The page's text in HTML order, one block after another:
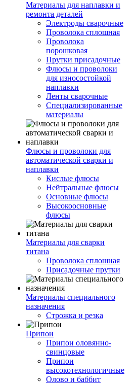
Материалы для наплавки и
ремонта деталей
Электроды сварочные
Проволока сплошная
Проволока
порошковая
Прутки присадочные
Флюсы и проволоки
для износостойкой
наплавки
Ленты сварочные
Специализированные
материалы
Флюсы и проволоки для
автоматической сварки и
наплавки
Кислые флюсы
Нейтральные флюсы
Основные флюсы
Высокоосновные
флюсы
Материалы для сварки
титана
Проволока сплошная
Присадочные прутки
Материалы специального
назначения
Строжка и резка
Припои
Припои оловянно-
свинцовые
Припои
высокотехнологичные
Олово и баббит